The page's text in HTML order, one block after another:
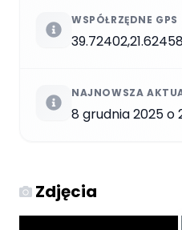
WSPÓŁRZĘDNE GPS
NAJNOWSZA
8 grudnia 2025 o
Zdjęcia